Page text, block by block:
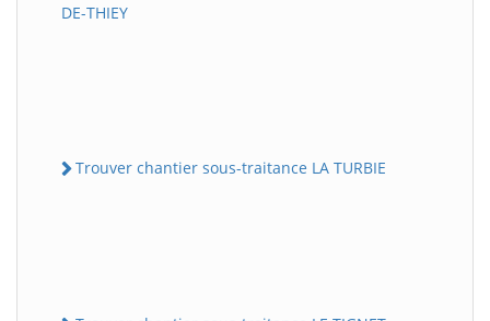
DE-THIEY
Trouver chantier sous-traitance LA TURBIE